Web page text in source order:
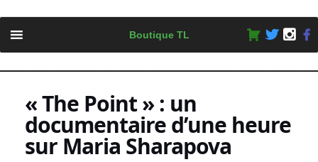
content
Boutique TL
« The Point » : un
documentaire d’une heure
sur Maria Sharapova